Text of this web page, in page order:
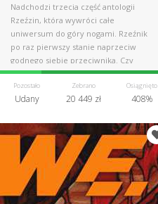
Nadchodzi trzecia część antologii
Rzeźzin, która wywróci całe
uniwersum do góry nogami. Rzeźnik
po raz pierwszy stanie naprzeciw
godnego siebie przeciwnika. Czy
wygra?
Pozostało
Udany
Zebrano
20 449 zł
Osiągnięto
408%